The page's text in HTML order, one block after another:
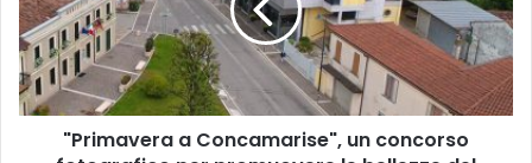
concorso
fotografico
per
promuovere
le
bellezze"Primavera a Concamarise", un concorso